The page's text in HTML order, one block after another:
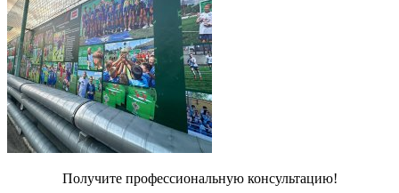
Получите профессиональную консультацию!